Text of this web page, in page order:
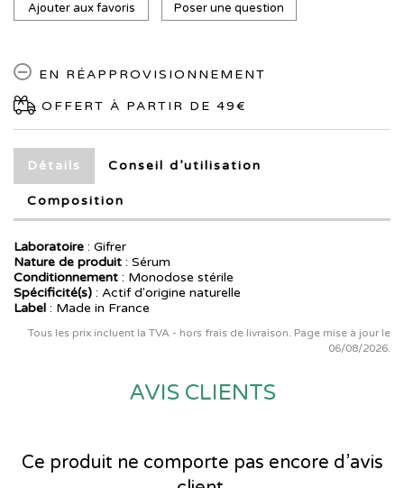
Ajouter aux favoris Poser une question
EN RÉAPPROVISIONNEMENT
OFFERT À PARTIR DE 49€
Détails Conseil d’utilisation
Composition
Laboratoire : Gifrer
Nature de produit : Sérum
Conditionnement : Monodose stérile
Spécificité(s) : Actif d'origine naturelle
Label : Made in France
Tous les prix incluent la TVA - hors frais de livraison. Page mise à jour le
06/08/2026.
AVIS CLIENTS
Ce produit ne comporte pas encore d’avis